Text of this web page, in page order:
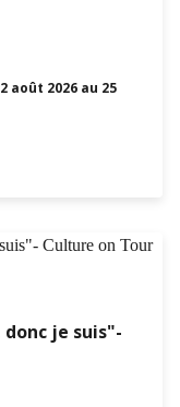
août 2026 au 25
je suis"-